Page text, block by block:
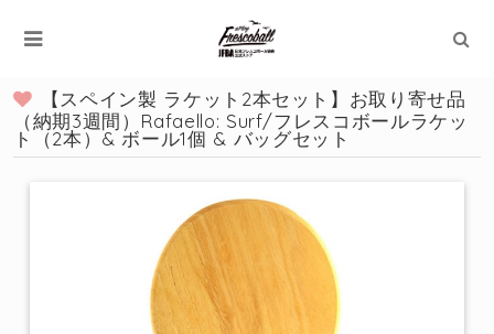
【スペイン製 ラケット2本セット】お取り寄せ品
（納期3週間）Rafaello: Surf/フレスコボールラケッ
ト（2本）& ボール1個 & バッグセット